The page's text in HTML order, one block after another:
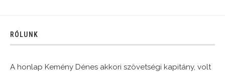
RÓLUNK
A honlap Kemény Dénes akkori szövetségi kapitány, volt